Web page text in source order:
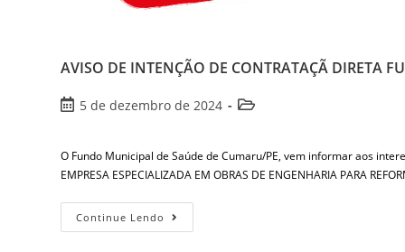
AVISO DE INTENÇÃO DE CONTRATAÇÃ DIRETA
5 de dezembro de 2024
O Fundo Municipal de Saúde de Cumaru/PE, vem informar aos
EMPRESA ESPECIALIZADA EM OBRAS DE ENGENHARIA PARA
Continue Lendo